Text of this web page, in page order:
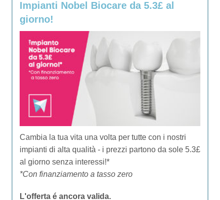
Impianti Nobel Biocare da 5.3£ al
giorno!
Cambia la tua vita una volta per tutte con i nostri
impianti di alta qualità - i prezzi partono da sole 5.3£
al giorno senza interessi!*
*Con finanziamento a tasso zero
L'offerta é ancora valida.​